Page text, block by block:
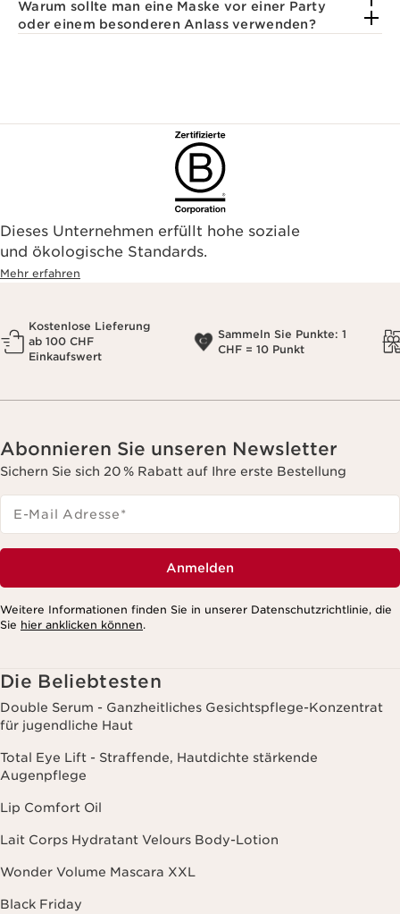
Warum sollte man eine Maske vor einer Party
oder einem besonderen Anlass verwenden?
Dieses Unternehmen erfüllt hohe soziale
und ökologische Standards.
Mehr erfahren
Kostenlose Lieferung
ab 100 CHF
Einkaufswert
Sammeln Sie Punkte: 1
CHF = 10 Punkt
Abonnieren Sie unseren Newsletter
Sichern Sie sich 20 % Rabatt auf Ihre erste Bestellung
E-Mail Adresse*
Anmelden
Weitere Informationen finden Sie in unserer Datenschutzrichtlinie, die
Sie hier anklicken können.
Die Beliebtesten
Double Serum - Ganzheitliches Gesichtspflege-Konzentrat
für jugendliche Haut
Total Eye Lift - Straffende, Hautdichte stärkende
Augenpflege
Lip Comfort Oil
Lait Corps Hydratant Velours Body-Lotion
Wonder Volume Mascara XXL
Black Friday